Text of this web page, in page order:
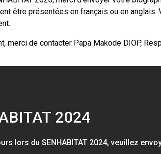
être présentées en français ou en
merci de contacter Papa Makode DIOP,
2024
lors du SENHABITAT 2024, veuillez